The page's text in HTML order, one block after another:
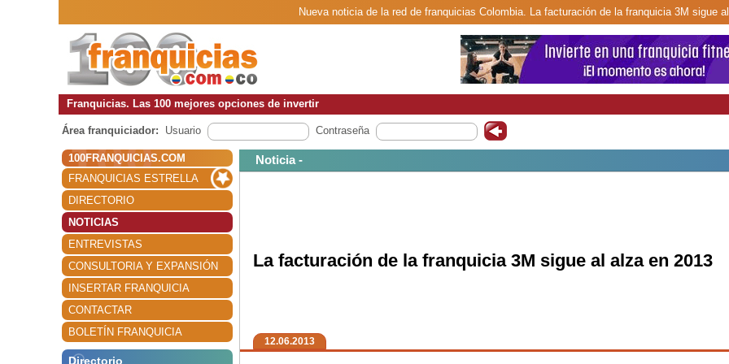
Nueva noticia de la red de franquicias Colombia. La facturación de la franquicia 3M sigue
Franquicias. Las 100 mejores opciones de invertir
Área franquiciador: Usuario Contraseña
100FRANQUICIAS.COM
FRANQUICIAS ESTRELLA
DIRECTORIO
NOTICIAS
ENTREVISTAS
CONSULTORIA Y EXPANSIÓN
INSERTAR FRANQUICIA
CONTACTAR
BOLETÍN FRANQUICIA
Directorio
Noticia -
La facturación de la franquicia 3M sigue al alza en 2013
12.06.2013